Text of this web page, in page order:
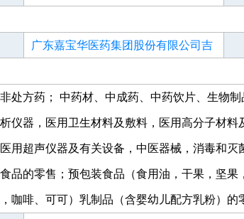
广东嘉宝华医药集团股份有限公司吉
处方药； 中药材、中成药、中药饮片、生物
仪器，医用卫生材料及敷料，医用高分子材
用超声仪器及有关设备，中医器械，消毒和
品的零售；预包装食品（食用油，干果，坚
啡、可可）乳制品（含婴幼儿配方乳粉）的